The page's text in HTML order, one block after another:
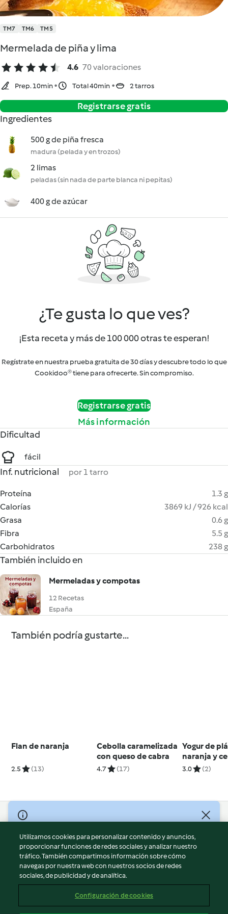
TM7 TM6 TM5
Mermelada de piña y lima
4.6 70 valoraciones
Prep. 10min Total 40min 2 tarros
Registrarse gratis
Ingredientes
500 g de piña fresca
madura (pelada y en trozos)
2 limas
peladas (sin nada de parte blanca ni pepitas)
400 g de azúcar
¿Te gusta lo que ves?
¡Esta receta y más de 100 000 otras te esperan!
Regístrate en nuestra prueba gratuita de 30 días y descubre todo lo que
Cookidoo® tiene para ofrecerte. Sin compromiso.
Registrarse gratis
Más información
Dificultad
fácil
Inf. nutricional por 1 tarro
Proteína
1.3 g
Calorías
3869 kJ / 926 kcal
Grasa
0.6 g
Fibra
5.5 g
Carbohidratos
238 g
También incluido en
Mermeladas y compotas
12 Recetas
España
También podría gustarte...
Flan de naranja
2.5 (13)
Cebolla caramelizada
con queso de cabra
4.7 (17)
Yogur de
naranja y
3.0 (2)
© Copyright 2026
Términos de uso
Política de privacidad
Aviso legal
Información legal
Reportar contenido
Utilizamos cookies para personalizar contenido y anuncios,
proporcionar funciones de redes sociales y analizar nuestro
tráfico. También compartimos información sobre cómo
navegas por nuestra web con nuestros socios de redes
sociales, de publicidad y de analítica.
Configuración de cookies